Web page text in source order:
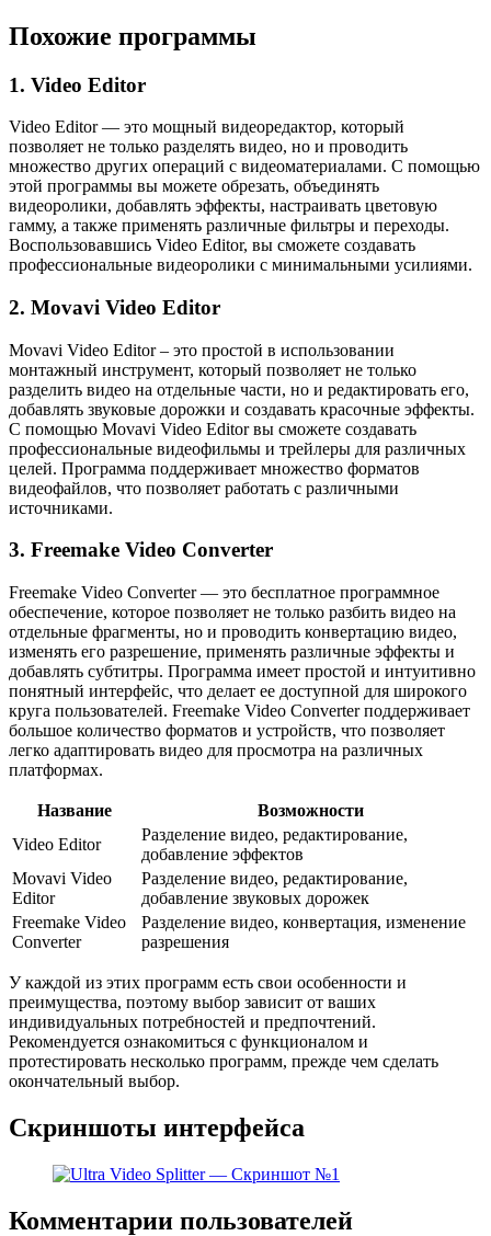
Похожие программы
1. Video Editor
Video Editor — это мощный видеоредактор, который
позволяет не только разделять видео, но и проводить
множество других операций с видеоматериалами. С помощью
этой программы вы можете обрезать, объединять
видеоролики, добавлять эффекты, настраивать цветовую
гамму, а также применять различные фильтры и переходы.
Воспользовавшись Video Editor, вы сможете создавать
профессиональные видеоролики с минимальными усилиями.
2. Movavi Video Editor
Movavi Video Editor – это простой в использовании
монтажный инструмент, который позволяет не только
разделить видео на отдельные части, но и редактировать его,
добавлять звуковые дорожки и создавать красочные эффекты.
С помощью Movavi Video Editor вы сможете создавать
профессиональные видеофильмы и трейлеры для различных
целей. Программа поддерживает множество форматов
видеофайлов, что позволяет работать с различными
источниками.
3. Freemake Video Converter
Freemake Video Converter — это бесплатное программное
обеспечение, которое позволяет не только разбить видео на
отдельные фрагменты, но и проводить конвертацию видео,
изменять его разрешение, применять различные эффекты и
добавлять субтитры. Программа имеет простой и интуитивно
понятный интерфейс, что делает ее доступной для широкого
круга пользователей. Freemake Video Converter поддерживает
большое количество форматов и устройств, что позволяет
легко адаптировать видео для просмотра на различных
платформах.
Название
Возможности
Video Editor
Разделение видео, редактирование,
добавление эффектов
Movavi Video
Editor
Разделение видео, редактирование,
добавление звуковых дорожек
Freemake Video
Converter
Разделение видео, конвертация, изменение
разрешения
У каждой из этих программ есть свои особенности и
преимущества, поэтому выбор зависит от ваших
индивидуальных потребностей и предпочтений.
Рекомендуется ознакомиться с функционалом и
протестировать несколько программ, прежде чем сделать
окончательный выбор.
Скриншоты интерфейса
Комментарии пользователей